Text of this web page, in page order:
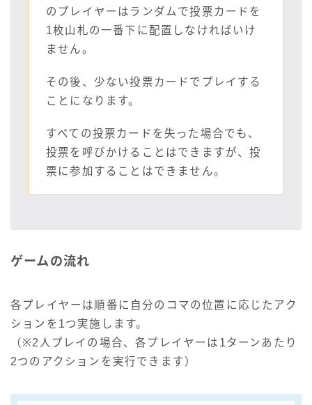
のプレイヤーはランダムで投票カードを
1枚山札の一番下に配置しなければいけ
ません。
その後、少ない投票カードでプレイする
ことになります。
すべての投票カードを失った場合でも、
投票を呼びかけることはできますが、投
票に参加することはできません。
ゲームの流れ
各プレイヤーは順番に自分のコマの位置に応じたアク
ションを1つ実施します。
（※2人プレイの場合、各プレイヤーは1ターンあたり
2つのアクションを実行できます）